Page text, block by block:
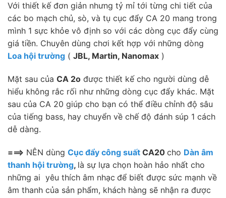
Với thiết kế đơn giản nhưng tỷ mỉ tới từng chi tiết của
các bo mạch chủ, sò, và tụ cục đẩy CA 20 mang trong
mình 1 sực khỏe vô định so với các dòng cục đẩy cùng
giá tiền. Chuyên dùng chơi kết hợp với những dòng
Loa hội trường ( JBL, Martin, Nanomax )
Mặt sau của CA 2o được thiết kế cho người dùng dễ
hiểu không rắc rối như những dòng cục đẩy khác. Mặt
sau của CA 20 giúp cho bạn có thể điều chỉnh độ sâu
của tiếng bass, hay chuyển về chế độ đánh súp 1 cách
dễ dàng.
===> NÊN dùng Cục đẩy công suất CA20 cho Dàn âm
thanh hội trường, là sự lựa chọn hoàn hảo nhất cho
những ai yêu thích âm nhạc để biết được sức mạnh về
âm thanh của sản phẩm, khách hàng sẽ nhận ra được